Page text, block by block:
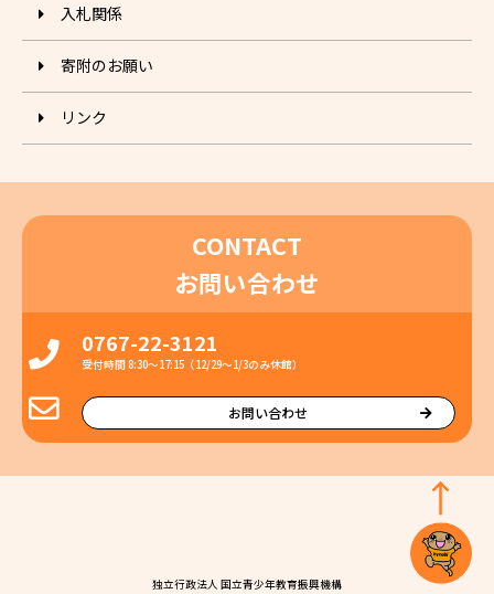
入札関係
寄附のお願い
リンク
CONTACT
お問い合わせ
0767-22-3121
受付時間 8:30〜17:15（12/29〜1/3のみ休館）
お問い合わせ
独⽴⾏政法⼈ 国⽴⻘少年教育振興機構